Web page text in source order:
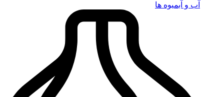
آب و آبمیوه ها